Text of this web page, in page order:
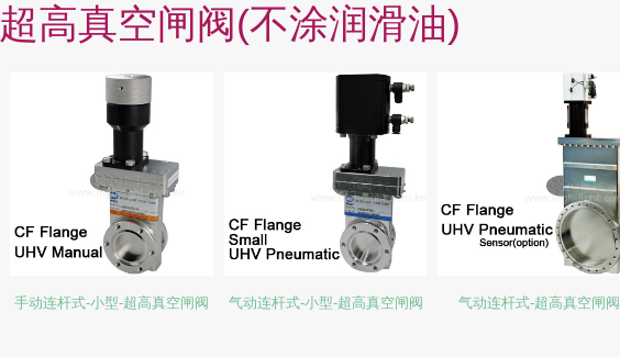
超高真空闸阀(不涂润滑油)
手动连杆式-小型-超高真空闸阀 气动连杆式-小型-超高真空闸阀 气动连杆式-超高真空闸阀